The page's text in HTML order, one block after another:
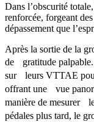
Dans l’obscurité
renforcée, forgeant
dépassement que
Après la sortie de la
de gratitude palpable.
sur leurs VTTAE pour
offrant une vue
manière de mesurer
pédales plus tard, le